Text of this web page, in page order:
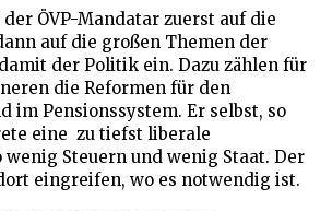
ÖVP-Mandatar zuerst auf die
auf die großen Themen der
der Politik ein. Dazu zählen für
die Reformen für den
im Pensionssystem. Er selbst, so
eine zu tiefst liberale
Steuern und wenig Staat. Der
eingreifen, wo es notwendig ist.